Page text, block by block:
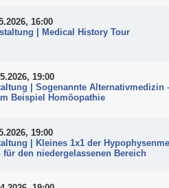
16:00
| Medical History Tour
19:00
| Sogenannte Alternativmedizin
Beispiel Homöopathie
19:00
| Kleines 1x1 der
den niedergelassenen Bereich